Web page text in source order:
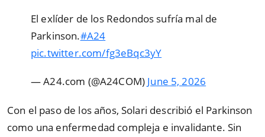
El exlíder de los Redondos sufría mal de
Parkinson.#A24
pic.twitter.com/fg3eBqc3yY
— A24.com (@A24COM) June 5, 2026
Con el paso de los años, Solari describió el Parkinson
como una enfermedad compleja e invalidante. Sin